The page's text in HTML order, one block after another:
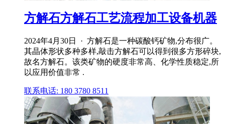
方解石方解石工艺流程加工设备机器
2024年4月30日 · 方解石是一种碳酸钙矿物,分布很广。
其晶体形状多种多样,敲击方解石可以得到很多方形碎块,
故名方解石。该类矿物的硬度非常高、化学性质稳定,所
以应用价值非常 .
联系电话: 180 3780 8511